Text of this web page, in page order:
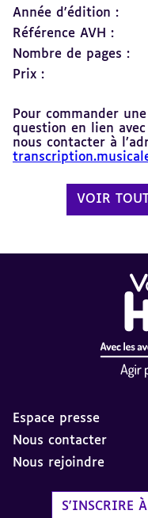
Année d'édition :
Référence AVH :
Nombre de pages :
Prix :
Pour commander
question en lien
nous contacter à
VOIR
Espace presse
Nous contacter
Nous rejoindre
S'INSCRIRE